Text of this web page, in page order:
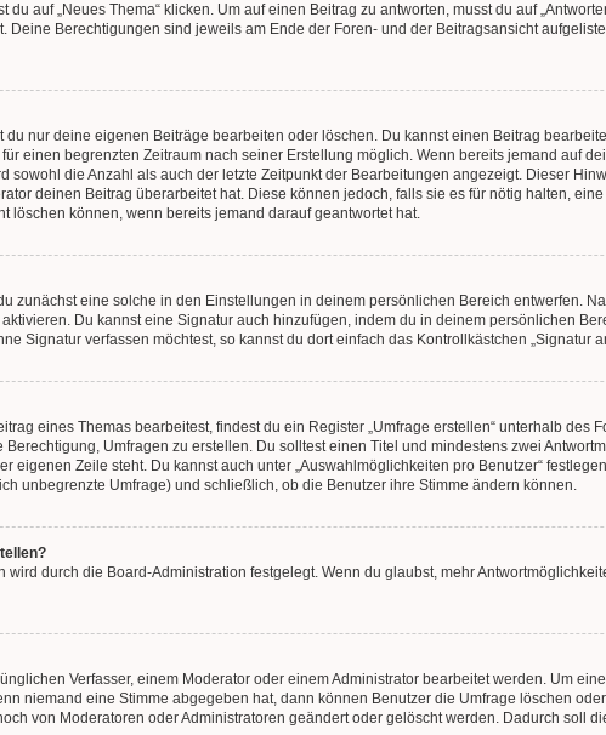
auf „Neues Thema“ klicken. Um auf einen Beitrag zu antworten, musst du auf
Berechtigungen sind jeweils am Ende der Foren- und der Beitragsansicht
nur deine eigenen Beiträge bearbeiten oder löschen. Du kannst einen Beitrag
einen begrenzten Zeitraum nach seiner Erstellung möglich. Wenn bereits jemand auf
sowohl die Anzahl als auch der letzte Zeitpunkt der Bearbeitungen angezeigt. Dieser
deinen Beitrag überarbeitet hat. Diese können jedoch, falls sie es für nötig halten,
löschen können, wenn bereits jemand darauf geantwortet hat.
zunächst eine solche in den Einstellungen in deinem persönlichen Bereich entwerfen.
Du kannst eine Signatur auch hinzufügen, indem du in deinem persönlichen
Signatur verfassen möchtest, so kannst du dort einfach das Kontrollkästchen „Signatur
eines Themas bearbeitest, findest du ein Register „Umfrage erstellen“ unterhalb des
Umfragen zu erstellen. Du solltest einen Titel und mindestens zwei
eigenen Zeile steht. Du kannst auch unter „Auswahlmöglichkeiten pro Benutzer“
unbegrenzte Umfrage) und schließlich, ob die Benutzer ihre Stimme ändern können.
wird durch die Board-Administration festgelegt. Wenn du glaubst, mehr
Verfasser, einem Moderator oder einem Administrator bearbeitet werden. Um
niemand eine Stimme abgegeben hat, dann können Benutzer die Umfrage löschen
von Moderatoren oder Administratoren geändert oder gelöscht werden. Dadurch soll